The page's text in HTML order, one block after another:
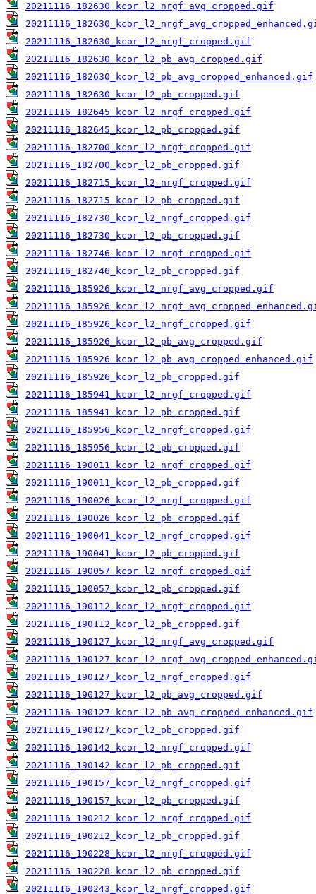
20211116_182630_kcor_l2_nrgf_avg_cropped.gif
20211116_182630_kcor_l2_nrgf_cropped.gif
20211116_182630_kcor_l2_pb_avg_cropped.gif
20211116_182630_kcor_l2_pb_avg_cropped_enhanced.gif
20211116_182630_kcor_l2_pb_cropped.gif
20211116_182645_kcor_l2_nrgf_cropped.gif
20211116_182645_kcor_l2_pb_cropped.gif
20211116_182700_kcor_l2_nrgf_cropped.gif
20211116_182700_kcor_l2_pb_cropped.gif
20211116_182715_kcor_l2_nrgf_cropped.gif
20211116_182715_kcor_l2_pb_cropped.gif
20211116_182730_kcor_l2_nrgf_cropped.gif
20211116_182730_kcor_l2_pb_cropped.gif
20211116_182746_kcor_l2_nrgf_cropped.gif
20211116_182746_kcor_l2_pb_cropped.gif
20211116_185926_kcor_l2_nrgf_avg_cropped.gif
20211116_185926_kcor_l2_nrgf_cropped.gif
20211116_185926_kcor_l2_pb_avg_cropped.gif
20211116_185926_kcor_l2_pb_avg_cropped_enhanced.gif
20211116_185926_kcor_l2_pb_cropped.gif
20211116_185941_kcor_l2_nrgf_cropped.gif
20211116_185941_kcor_l2_pb_cropped.gif
20211116_185956_kcor_l2_nrgf_cropped.gif
20211116_185956_kcor_l2_pb_cropped.gif
20211116_190011_kcor_l2_nrgf_cropped.gif
20211116_190011_kcor_l2_pb_cropped.gif
20211116_190026_kcor_l2_nrgf_cropped.gif
20211116_190026_kcor_l2_pb_cropped.gif
20211116_190041_kcor_l2_nrgf_cropped.gif
20211116_190041_kcor_l2_pb_cropped.gif
20211116_190057_kcor_l2_nrgf_cropped.gif
20211116_190057_kcor_l2_pb_cropped.gif
20211116_190112_kcor_l2_nrgf_cropped.gif
20211116_190112_kcor_l2_pb_cropped.gif
20211116_190127_kcor_l2_nrgf_avg_cropped.gif
20211116_190127_kcor_l2_nrgf_cropped.gif
20211116_190127_kcor_l2_pb_avg_cropped.gif
20211116_190127_kcor_l2_pb_avg_cropped_enhanced.gif
20211116_190127_kcor_l2_pb_cropped.gif
20211116_190142_kcor_l2_nrgf_cropped.gif
20211116_190142_kcor_l2_pb_cropped.gif
20211116_190157_kcor_l2_nrgf_cropped.gif
20211116_190157_kcor_l2_pb_cropped.gif
20211116_190212_kcor_l2_nrgf_cropped.gif
20211116_190212_kcor_l2_pb_cropped.gif
20211116_190228_kcor_l2_nrgf_cropped.gif
20211116_190228_kcor_l2_pb_cropped.gif
20211116_190243_kcor_l2_nrgf_cropped.gif